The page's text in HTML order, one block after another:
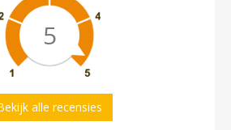
5
alle recensies